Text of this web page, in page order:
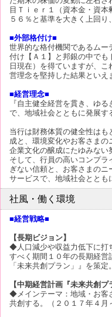
目Ｔｉｅｒ１（資本金・資本
５６％と基準を大きく上回り
■外部格付け■
世界的な格付機関であるム
付け【Ａ１】と邦銀の中でも
日現在）を得ていますが、
営理念を堅持した結果といえ
■経営理念■
『自主健全経営を貫き、ゆ
で、地域社会とともに発展す
当行は財務体質の健全性は
成と、環境変化やお客さま
企業文化の醸成にたゆみない
そして、行員の高いコンプ
ぎない信頼と、お客さまの
サービスで、地域社会ととも
社風・働く環境
■経営戦略■
【長期ビジョン】
◆人口減少や収益力低下に打
すべく期間１０年の長期経営
「未来共創プラン」』を策定
【中期経営計画『未来共創
◆メインテーマ：地域・お客
共創する。（２０１７年４月